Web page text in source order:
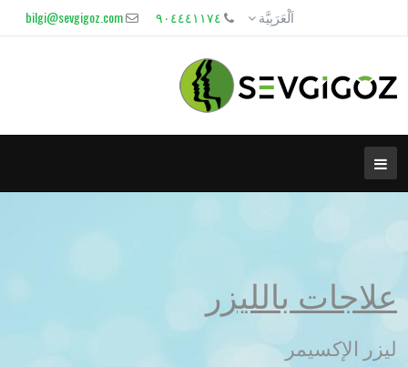
٩٠٤٤٤١١٧٤ bilgi@sevgigoz.com اَلْعَرَبِيَّة
علاجات بالليزر
ليزر الإكسيمر